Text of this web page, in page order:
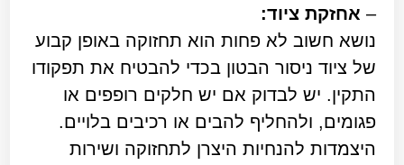
– אחזקת ציוד:
נושא חשוב לא פחות הוא תחזוקה באופן קבוע
של ציוד ניסור הבטון בכדי להבטיח את תפקודו
התקין. יש לבדוק אם יש חלקים רופפים או
פגומים, ולהחליף להבים או רכיבים בלויים.
היצמדות להנחיות היצרן לתחזוקה ושירות